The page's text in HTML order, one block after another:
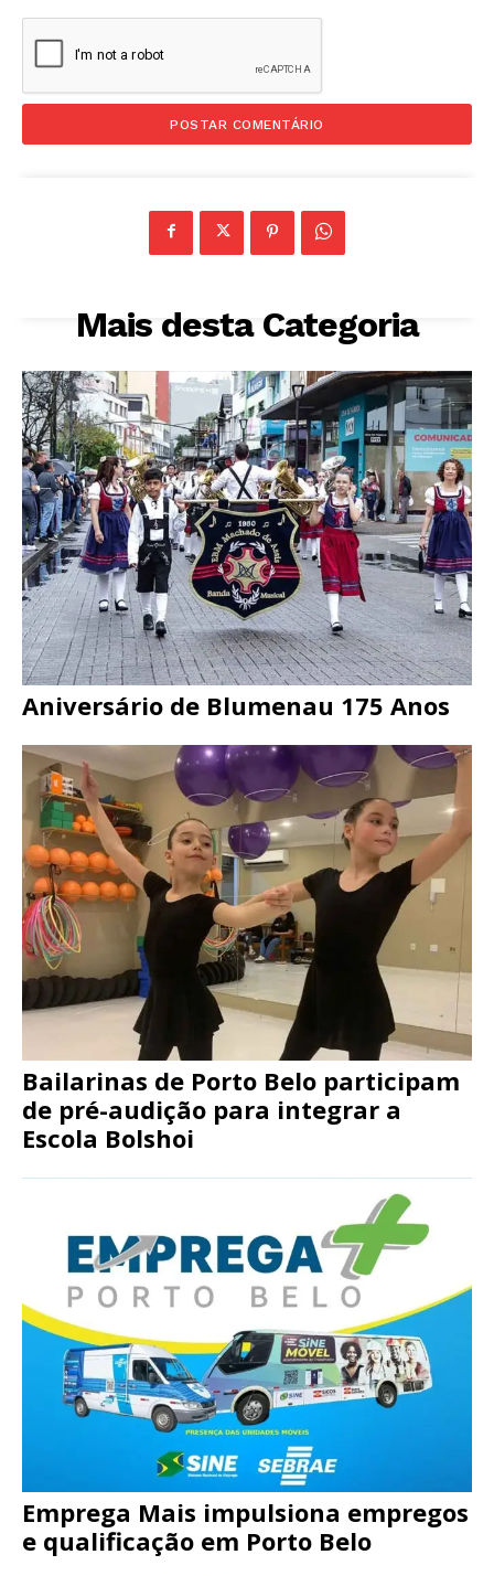
Mais desta Categoria
Aniversário de Blumenau 175 Anos
Bailarinas de Porto Belo participam
de pré-audição para integrar a
Escola Bolshoi
Emprega Mais impulsiona empregos
e qualificação em Porto Belo